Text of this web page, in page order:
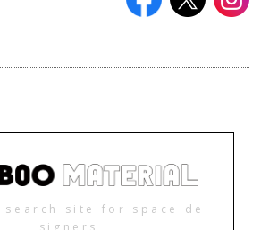
search site for space de